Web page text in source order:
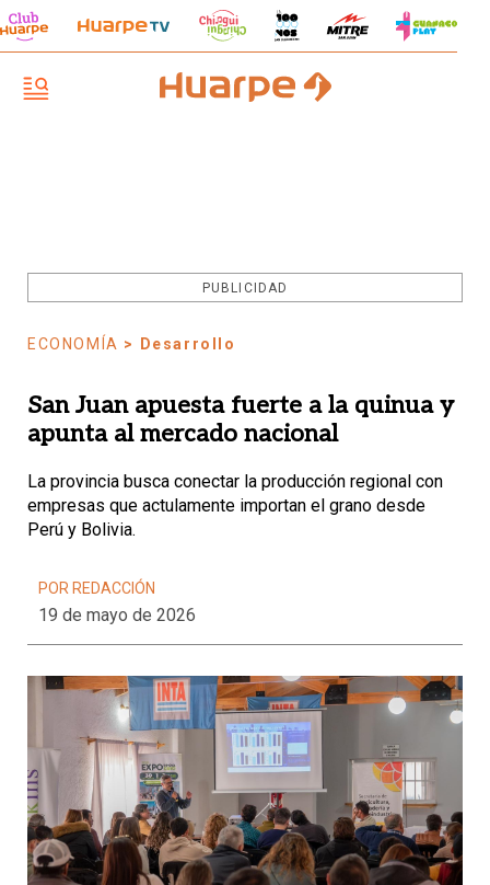
PUBLICIDAD
ECONOMÍA > Desarrollo
San Juan apuesta fuerte a la quinua y
apunta al mercado nacional
La provincia busca conectar la producción regional con
empresas que actulamente importan el grano desde
Perú y Bolivia.
POR REDACCIÓN
19 de mayo de 2026